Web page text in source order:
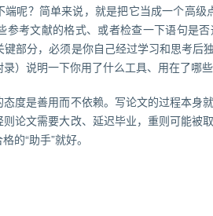
呢？简单来说，就是把它当成一个高级
参考文献的格式、或者检查一下语句是
部分，必须是你自己经过学习和思考后
）说明一下你用了什么工具、用在了哪
度是善用而不依赖。写论文的过程本身
论文需要大改、延迟毕业，重则可能被
的“助手”就好。